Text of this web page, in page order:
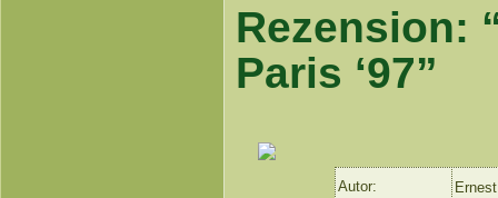
Rezension:
Paris ‘97”
Autor: